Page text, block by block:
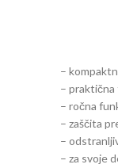
–
– praktična
– ročna
– zaščita
–
– za svoje